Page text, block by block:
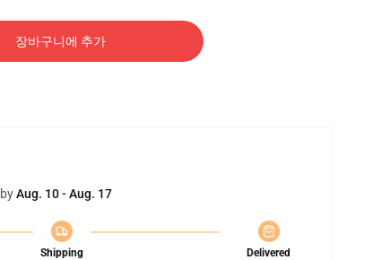
장바구니에 추가
Aug. 10 - Aug. 17
Shipping
Delivered